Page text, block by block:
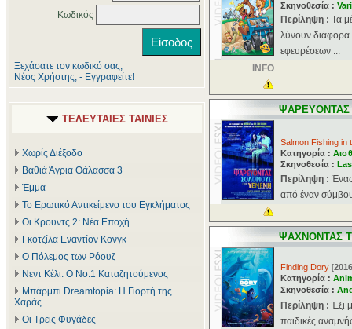
Κωδικός
Ξεχάσατε τον κωδικό σας;
Νέος Χρήστης; - Εγγραφείτε!
ΤΕΛΕΥΤΑΙΕΣ ΤΑΙΝΙΕΣ
Χωρίς Διέξοδο
Βαθιά Άγρια Θάλασσα 3
Έμμα
Το Ερωτικό Αντικείμενο του Εγκλήματος
Οι Κρουντς 2: Νέα Εποχή
Γκοτζίλα Εναντίον Κονγκ
Ο Πόλεμος των Ρόουζ
Νεντ Κέλι: Ο Νο.1 Καταζητούμενος
Μπάρμπι Dreamtopia: Η Γιορτή της
Χαράς
Οι Τρεις Φυγάδες
Σκηνοθεσία :
Περίληψη : Τα
λύνουν διάφορα
εφευρέσεων ...
INFO
Salmon Fishing in
Κατηγορία :
Σκηνοθεσία :
Περίληψη :
από έναν
ΨΑΧΝΟΝΤΑΣ
Finding Dory [2016
Κατηγορία :
Σκηνοθεσία :
Περίληψη : Έξι
παιδικές